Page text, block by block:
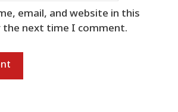
email, and website in this
next time I comment.